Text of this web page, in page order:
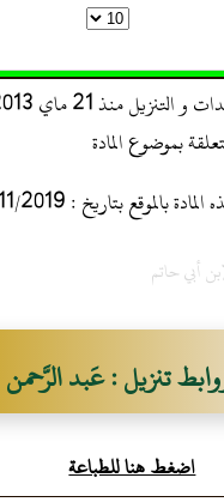
بموضوع المادة
بالموقع بتاريخ : 11/11/2019
أبي حاتم
تنزيل : عَبد الرَّحمن
عَمرو بن سعد بن معاذ
الأَنصاري
اضغط هنا للطباعة